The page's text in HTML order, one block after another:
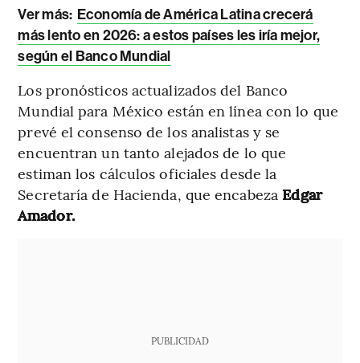
Ver más: Economía de América Latina crecerá
más lento en 2026: a estos países les iría mejor,
según el Banco Mundial
Los pronósticos actualizados del Banco
Mundial para México están en línea con lo que
prevé el consenso de los analistas y se
encuentran un tanto alejados de lo que
estiman los cálculos oficiales desde la
Secretaría de Hacienda, que encabeza Edgar
Amador.
PUBLICIDAD